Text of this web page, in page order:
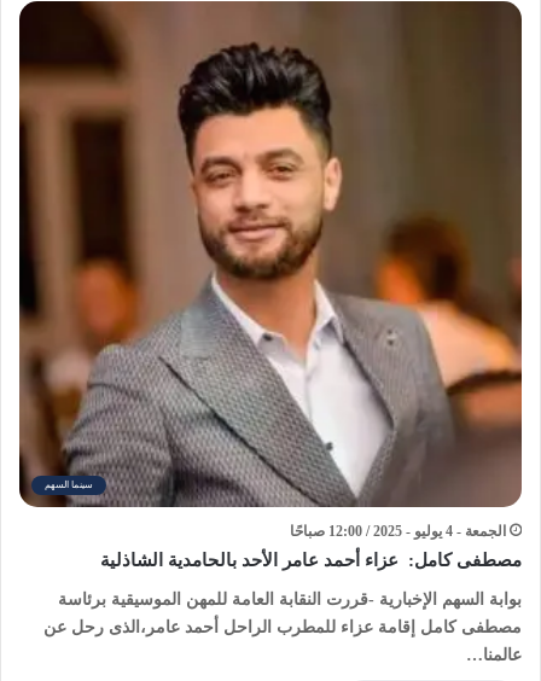
سينما السهم
الجمعة - 4 يوليو - 2025 / 12:00 صباحًا
مصطفى كامل: عزاء أحمد عامر الأحد بالحامدية الشاذلية
بوابة السهم الإخبارية -قررت النقابة العامة للمهن الموسيقية برئاسة
مصطفى كامل إقامة عزاء للمطرب الراحل أحمد عامر،الذى رحل عن
عالمنا…